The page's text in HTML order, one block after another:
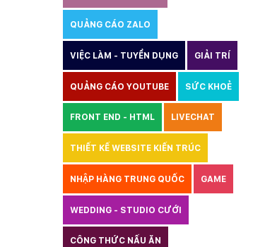
QUẢNG CÁO ZALO
VIỆC LÀM - TUYỂN DỤNG GIẢI TRÍ
QUẢNG CÁO YOUTUBE SỨC KHOẺ
FRONT END - HTML LIVECHAT
THIẾT KẾ WEBSITE KIẾN TRÚC
NHẬP HÀNG TRUNG QUỐC GAME
WEDDING - STUDIO CƯỚI
CÔNG THỨC NẤU ĂN